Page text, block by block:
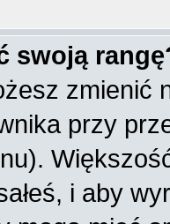
swoją
zmienić
przy
i aby